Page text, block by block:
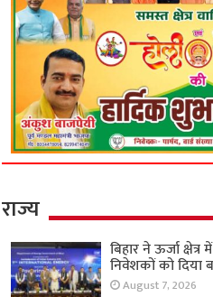
राज्य
बिहार ने ऊर्जा
निवेशकों को दिया
August 7, 2026